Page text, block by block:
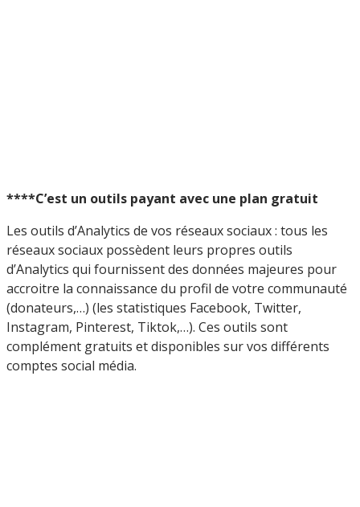
****C’est un outils payant avec une plan gratuit
Les outils d’Analytics de vos réseaux sociaux : tous les
réseaux sociaux possèdent leurs propres outils
d’Analytics qui fournissent des données majeures pour
accroitre la connaissance du profil de votre communauté
(donateurs,…) (les statistiques Facebook, Twitter,
Instagram, Pinterest, Tiktok,…). Ces outils sont
complément gratuits et disponibles sur vos différents
comptes social média.